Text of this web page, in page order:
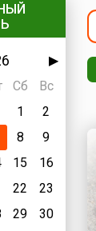
▶
Сб
Вс
1
2
8
9
15
16
22
23
29
30